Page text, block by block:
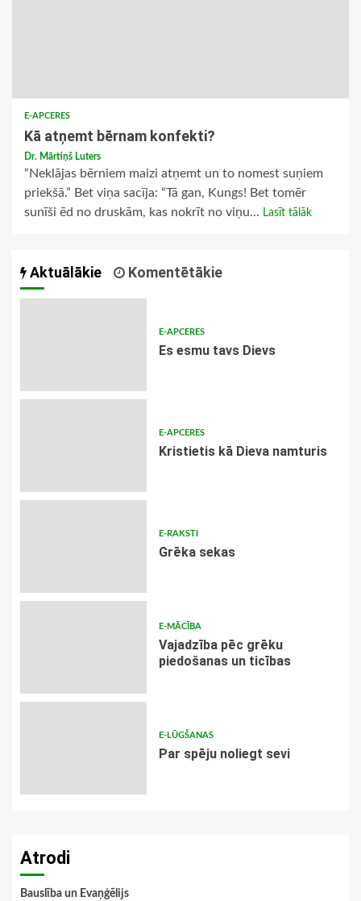
E-APCERES
Kā atņemt bērnam konfekti?
Dr. Mārtiņš Luters
“Neklājas bērniem maizi atņemt un to nomest suņiem
priekšā.” Bet viņa sacīja: “Tā gan, Kungs! Bet tomēr
sunīši ēd no druskām, kas nokrīt no viņu... Lasīt tālāk
Aktuālākie Komentētākie
E-APCERES
Es esmu tavs Dievs
E-APCERES
Kristietis kā Dieva namturis
E-RAKSTI
Grēka sekas
E-MĀCĪBA
Vajadzība pēc grēku
piedošanas un ticības
E-LŪGŠANAS
Par spēju noliegt sevi
Atrodi
Bauslība un Evaņģēlijs